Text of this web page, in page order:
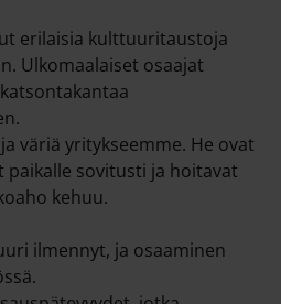
erilaisia kulttuuritaustoja
Ulkomaalaiset osaajat
väriä yritykseemme. He ovat
paikalle sovitusti ja hoitavat
kehuu.
ilmennyt, ja osaaminen